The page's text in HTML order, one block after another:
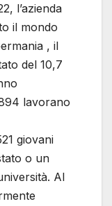
l’azienda
il mondo
, il
del 10,7
lavorano
giovani
o un
Al